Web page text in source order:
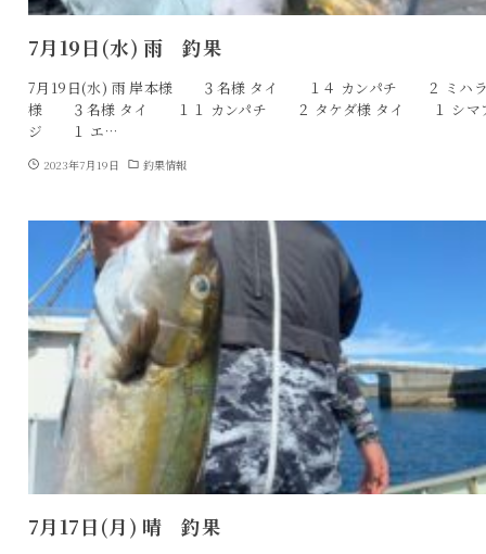
7月19日(水) 雨 釣果
7月19日(水) 雨 岸本様 ３名様 タイ １４ カンパチ ２ ミハ
様 ３名様 タイ １１ カンパチ ２ タケダ様 タイ １ シマ
ジ １ エ…
2023年7月19日 釣果情報
7月17日(月) 晴 釣果